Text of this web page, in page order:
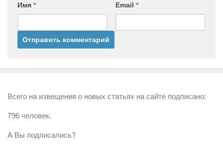
Имя * Email *
Всего на извещения о новых статьях на сайте подписано:
796 человек.
А Вы подписались?